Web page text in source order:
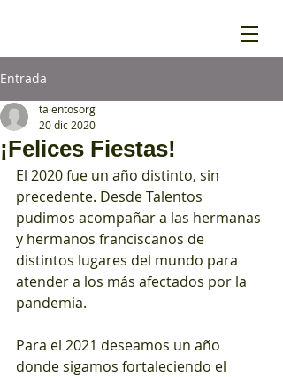
Entrada
¡Felices Fiestas!
talentosorg
20 dic 2020
El 2020 fue un año distinto, sin
precedente. Desde Talentos
pudimos acompañar a las hermanas
y hermanos franciscanos de
distintos lugares del mundo para
atender a los más afectados por la
pandemia.
Para el 2021 deseamos un año
donde sigamos fortaleciendo el